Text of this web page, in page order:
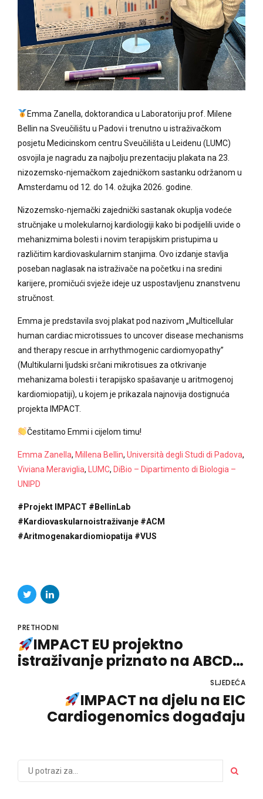
Emma Zanella, doktorandica u Laboratoriju prof. Milene
Bellin na Sveučilištu u Padovi i trenutno u istraživačkom
posjetu Medicinskom centru Sveučilišta u Leidenu (LUMC)
osvojila je nagradu za najbolju prezentaciju plakata na 23.
nizozemsko-njemačkom zajedničkom sastanku održanom u
Amsterdamu od 12. do 14. ožujka 2026. godine.
Nizozemsko-njemački zajednički sastanak okuplja vodeće
stručnjake u molekularnoj kardiologiji kako bi podijelili uvide o
mehanizmima bolesti i novim terapijskim pristupima u
različitim kardiovaskularnim stanjima. Ovo izdanje stavlja
poseban naglasak na istraživače na početku i na sredini
karijere, promičući svježe ideje uz uspostavljenu znanstvenu
stručnost.
Emma je predstavila svoj plakat pod nazivom „Multicellular
human cardiac microtissues to uncover disease mechanisms
and therapy rescue in arrhythmogenic cardiomyopathy”
(Multikularni ljudski srčani mikrotisues za otkrivanje
mehanizama bolesti i terapijsko spašavanje u aritmogenoj
kardiomiopatiji), u kojem je prikazala najnovija dostignuća
projekta IMPACT.
Čestitamo Emmi i cijelom timu!
Emma Zanella, Millena Bellin, Università degli Studi di Padova,
Viviana Meraviglia, LUMC, DiBio – Dipartimento di Biologia –
UNIPD
#Projekt IMPACT #BellinLab
#Kardiovaskularnoistraživanje #ACM
#Aritmogenakardiomiopatija #VUS
PRETHODNI
IMPACT EU projektno
istraživanje priznato na ABCD-
SLJEDEĆA
IMPACT na djelu na EIC
Cardiogenomics događaju